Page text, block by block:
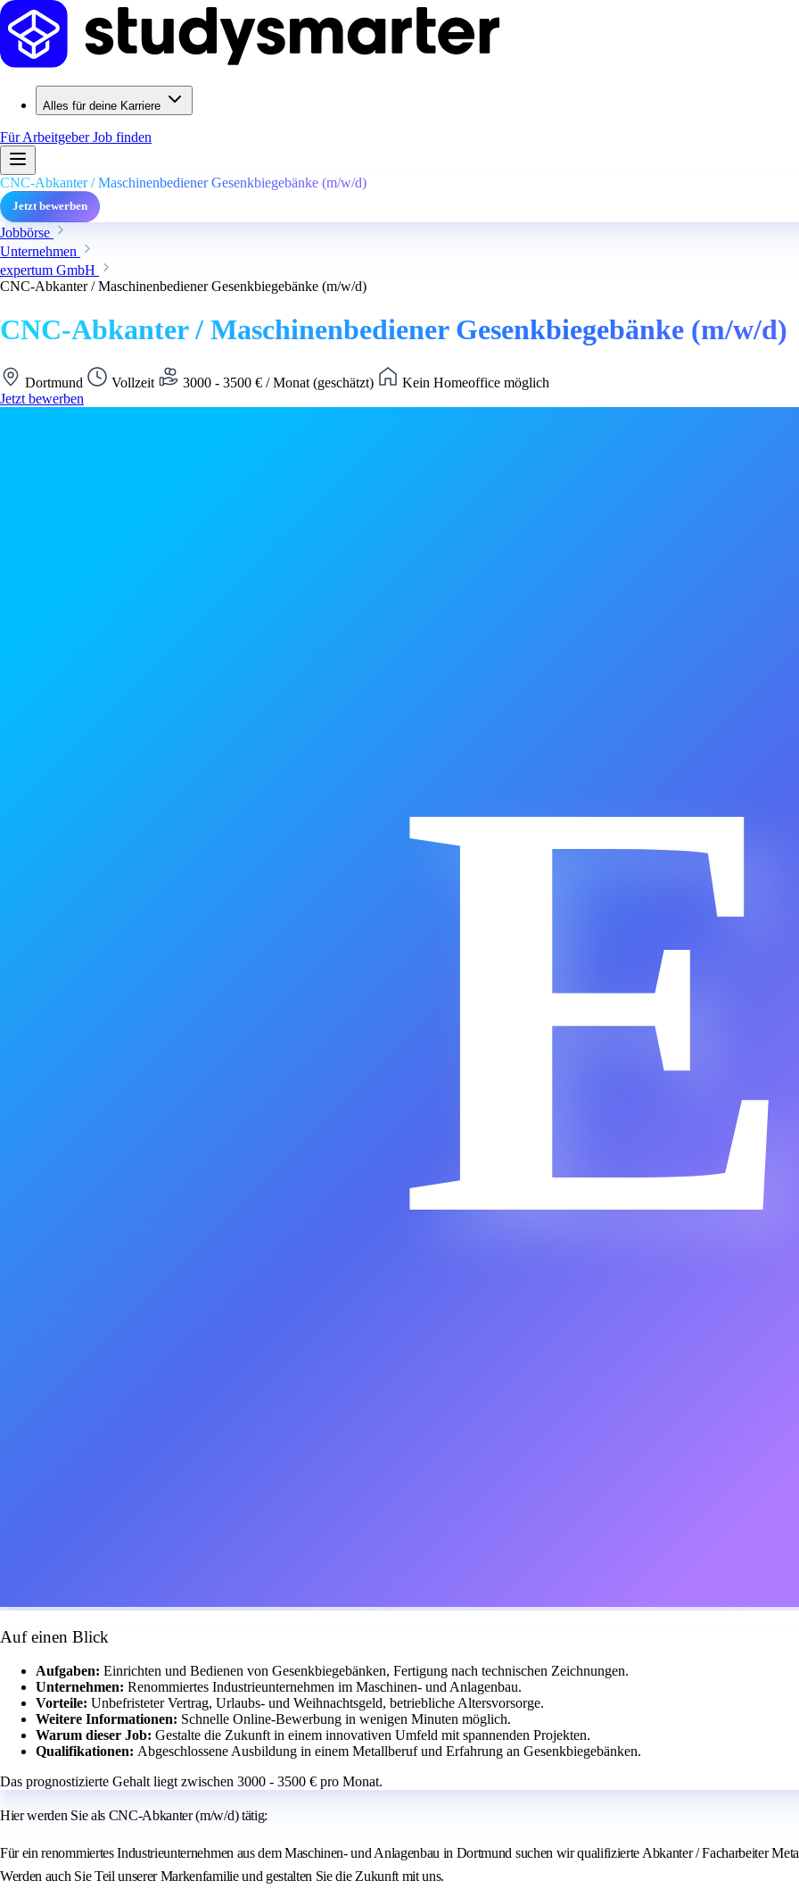
Alles für deine Karriere
Für ArbeitgeberJob finden
CNC-Abkanter / Maschinenbediener Gesenkbiegebänke (m/w/d)
Jetzt bewerben
Jobbörse
Unternehmen
expertum GmbH
CNC-Abkanter / Maschinenbediener Gesenkbiegebänke (m/w/d)
CNC-Abkanter / Maschinenbediener Gesenkbiegebänke (m/w/d)
Dortmund Vollzeit 3000 - 3500 € / Monat (geschätzt)
Kein Homeoffice möglich
Jetzt bewerben
E
Auf einen Blick
Aufgaben: Einrichten und Bedienen von Gesenkbiegebänken, Fertigung nach technischen Zeichnungen.
Unternehmen: Renommiertes Industrieunternehmen im Maschinen- und Anlagenbau.
Vorteile: Unbefristeter Vertrag, Urlaubs- und Weihnachtsgeld, betriebliche Altersvorsorge.
Weitere Informationen: Schnelle Online-Bewerbung in wenigen Minuten möglich.
Warum dieser Job: Gestalte die Zukunft in einem innovativen Umfeld mit spannenden Projekten.
Qualifikationen: Abgeschlossene Ausbildung in einem Metallberuf und Erfahrung an Gesenkbiegebänken.
Das prognostizierte Gehalt liegt zwischen 3000 - 3500 € pro Monat.
Hier werden Sie als CNC-Abkanter (m/w/d) tätig:
Für ein renommiertes Industrieunternehmen aus dem Maschinen- und Anlagenbau in Dortmund suchen wir qualifizierte Abkanter / Facharbeiter
Werden auch Sie Teil unserer Markenfamilie und gestalten Sie die Zukunft mit uns.